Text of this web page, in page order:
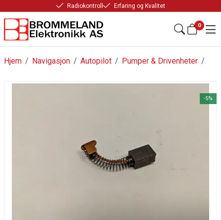
Radiokontroll Erfaring og Kvalitet
0
/
Hjem /
Navigasjon /
Autopilot /
Pumper & Drivenheter
-5%